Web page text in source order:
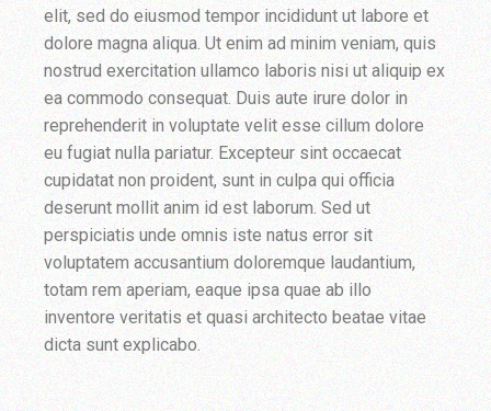
elit, sed do eiusmod tempor incididunt ut labore et
dolore magna aliqua. Ut enim ad minim veniam, quis
nostrud exercitation ullamco laboris nisi ut aliquip ex
ea commodo consequat. Duis aute irure dolor in
reprehenderit in voluptate velit esse cillum dolore
eu fugiat nulla pariatur. Excepteur sint occaecat
cupidatat non proident, sunt in culpa qui officia
deserunt mollit anim id est laborum. Sed ut
perspiciatis unde omnis iste natus error sit
voluptatem accusantium doloremque laudantium,
totam rem aperiam, eaque ipsa quae ab illo
inventore veritatis et quasi architecto beatae vitae
dicta sunt explicabo.